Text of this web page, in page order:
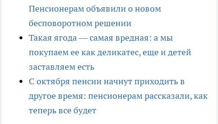
Пенсионерам объявили о новом
бесповоротном решении
Такая ягода — самая вредная: а мы
покупаем ее как деликатес, еще и детей
заставляем есть
С октября пенсии начнут приходить в
другое время: пенсионерам рассказали, как
теперь все будет